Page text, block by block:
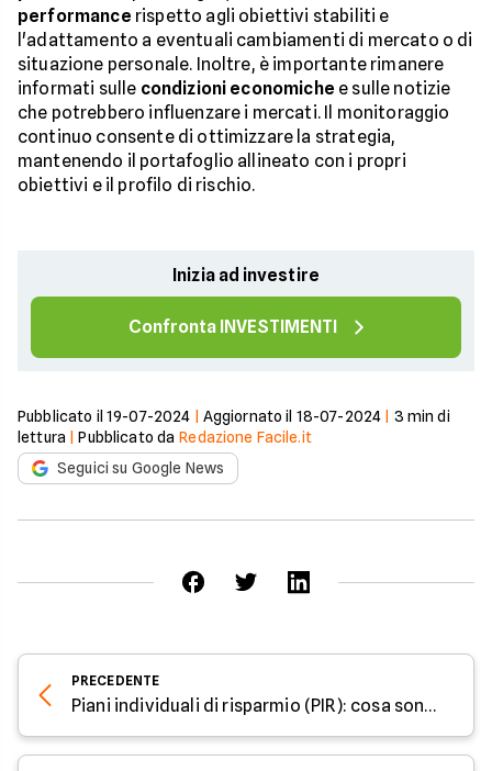
performance rispetto agli obiettivi stabiliti e
l'adattamento a eventuali cambiamenti di mercato o di
situazione personale. Inoltre, è importante rimanere
informati sulle condizioni economiche e sulle notizie
che potrebbero influenzare i mercati. Il monitoraggio
continuo consente di ottimizzare la strategia,
mantenendo il portafoglio allineato con i propri
obiettivi e il profilo di rischio.
Inizia ad investire
Confronta INVESTIMENTI
Pubblicato il 19-07-2024 Aggiornato il 18-07-2024 3 min di
lettura |Pubblicato da Redazione Facile.it
Seguici su Google News
PRECEDENTE
Piani individuali di risparmio (PIR): cosa sono e come funzionano